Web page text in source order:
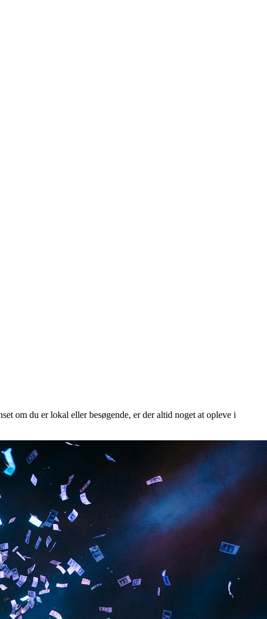
om du er lokal eller besøgende, er der altid noget at opleve i